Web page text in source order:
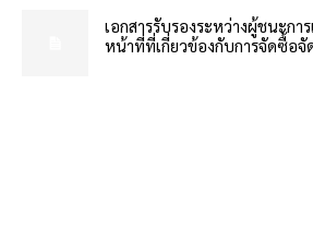
เอกสารรับรองระหว่างผู้ชนะกา
หน้าที่ที่เกี่ยวข้องกับการจัดซื้อจั